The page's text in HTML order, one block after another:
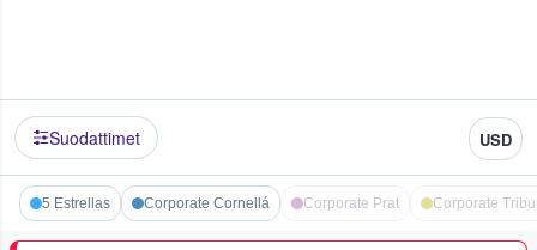
Suodattimet USD
5 Estrellas Corporate Cornellá Corporate Prat Corporate